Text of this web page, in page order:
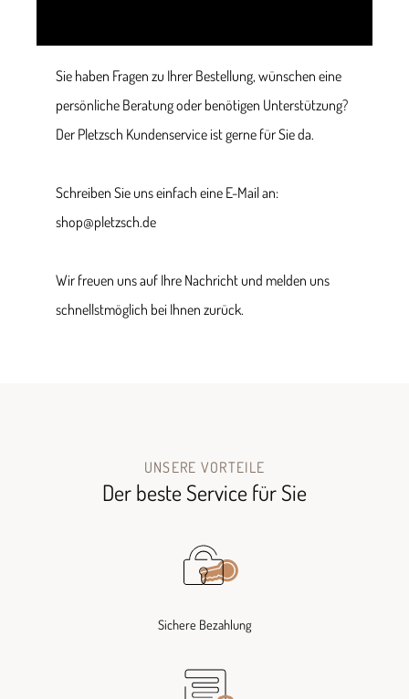
Sie haben Fragen zu Ihrer Bestellung, wünschen eine
persönliche Beratung oder benötigen Unterstützung?
Der Pletzsch Kundenservice ist gerne für Sie da.
Schreiben Sie uns einfach eine E-Mail an:
shop@pletzsch.de
Wir freuen uns auf Ihre Nachricht und melden uns
schnellstmöglich bei Ihnen zurück.
UNSERE VORTEILE
Der beste Service für Sie
Sichere Bezahlung